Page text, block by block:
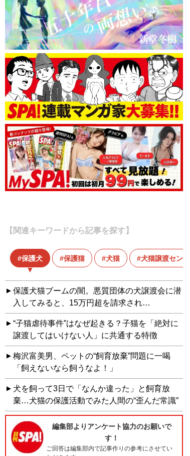
【関連キーワードから記事を探す】
保護犬 保護猫 犬猫 犬猫譲渡センタ
保護犬猫ブームの闇。悪質団体の犬譲渡会に潜
入してみると、15万円超を請求され…
“子猫虐待事件”はなぜ起きる？子猫を「絶対に
譲渡してはいけない人」に共通する特徴
梅沢富美男、ペットの“飼育放棄”問題に一喝
「飼えないなら飼うなよ！」
犬を飼って3日で「なんか違った」と飼育放
棄…犬猫の保護活動でみた人間の“歪んだ常識”